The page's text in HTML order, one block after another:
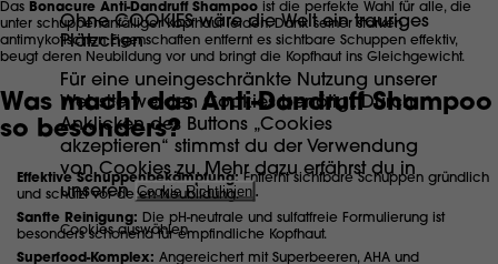
Das Bonacure Anti-Dandruff Shampoo ist die perfekte Wahl für alle, die
unter schuppenanfälliger Kopfhaut leiden. Dank seiner starken
antimykotischen Eigenschaften entfernt es sichtbare Schuppen effektiv,
beugt deren Neubildung vor und bringt die Kopfhaut ins Gleichgewicht.
Was macht das Anti-Dandruff Shampoo
so besonders?
Effektive Schuppenbekämpfung: Entfernt sichtbare Schuppen gründlich
und schützt vor deren Neubildung.
Sanfte Reinigung: Die pH-neutrale und sulfatfreie Formulierung ist
besonders schonend für empfindliche Kopfhaut.
Superfood-Komplex: Angereichert mit Superbeeren, AHA und
Ohne COOKIES wäre die Welt ein trauriges
Plätzchen
Für eine uneingeschränkte Nutzung unserer
Website werden Cookies benötigt. Durch
Anklicken des Buttons „Cookies
akzeptieren“ stimmst du der Verwendung
von Cookies zu. Mehr dazu erfährst du in
unseren Cookie Richtlinien .
Cookies auswählen